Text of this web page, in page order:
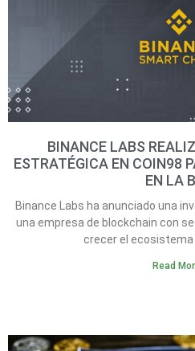
BINANCE LABS
ESTRATÉGICA EN COIN98
EN LA
Binance Labs ha anunciado una
una empresa de blockchain con
crecer el ecosistema
Read